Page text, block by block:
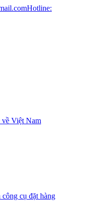
Hotline:
về Việt Nam
cụ đặt hàng